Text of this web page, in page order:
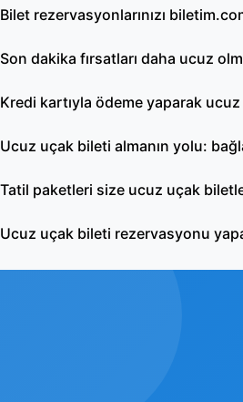
Bilet rezervasyonlarınızı
Son dakika fırsatları daha ucuz
Kredi kartıyla ödeme yaparak
Ucuz uçak bileti almanın yolu:
Tatil paketleri size ucuz uçak
Ucuz uçak bileti rezervasyonu